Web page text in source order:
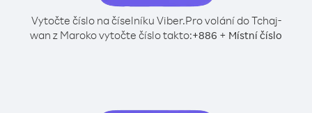
Vytočte číslo na číselníku Viber.Pro volání do Tchaj-
wan z Maroko vytočte číslo takto:+886 + Místní číslo